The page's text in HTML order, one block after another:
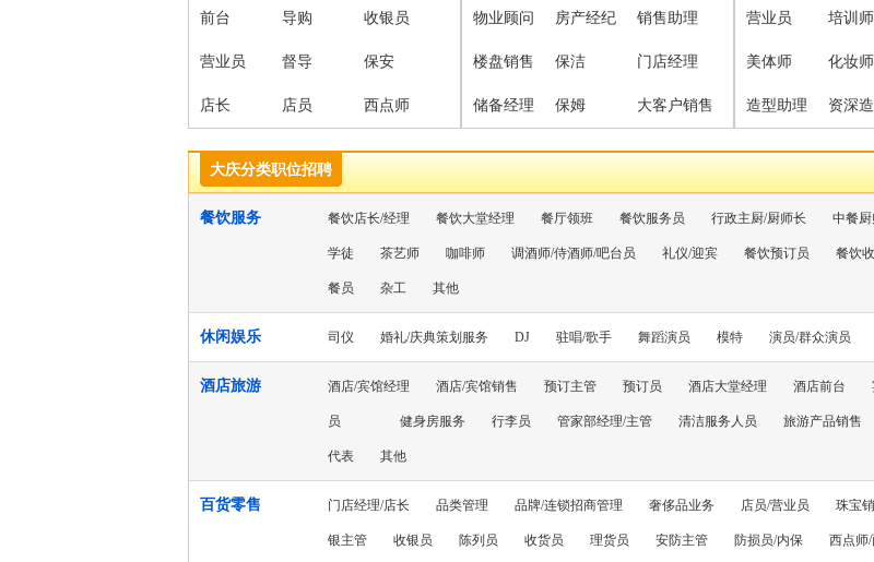
前台 导购 收银员
营业员 督导 保安
店长 店员 西点师
物业顾问 房产经纪 销售助理
楼盘销售 保洁 门店经理
储备经理 保姆 大客户销售
营业员 培训师
美体师 化妆师
造型助理 资深
大庆分类职位招聘
餐饮服务 餐饮店长/经理 餐饮大堂经理 餐厅领班 餐饮服务员 行政主厨/厨师长 中餐
学徒 茶艺师 咖啡师 调酒师/侍酒师/吧台员 礼仪/迎宾 餐饮预订员 餐饮
餐员 杂工 其他
休闲娱乐 司仪 婚礼/庆典策划服务 DJ 驻唱/歌手 舞蹈演员 模特 演员/群众演员
酒店旅游 酒店/宾馆经理 酒店/宾馆销售 预订主管 预订员 酒店大堂经理 酒店前台
员 健身房服务 行李员 管家部经理/主管 清洁服务人员 旅游产品销售
代表 其他
百货零售 门店经理/店长 品类管理 品牌/连锁招商管理 奢侈品业务 店员/营业员 珠宝
银主管 收银员 陈列员 收货员 理货员 安防主管 防损员/内保 西点师